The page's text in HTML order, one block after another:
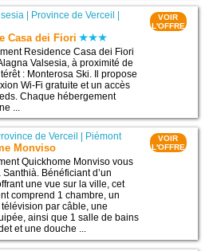
| Province de Verceil |
Casa dei Fiori
Residence Casa dei Fiori
Valsesia, à proximité de
: Monterosa Ski. Il propose
Wi-Fi gratuite et un accès
Chaque hébergement
...
VOIR
L'OFFRE
de Verceil Piémont
Monviso
Quickhome Monviso vous
Bénéficiant d’un
une vue sur la ville, cet
comprend 1 chambre, un
par câble, une
ainsi que 1 salle de bains
et une douche ...
VOIR
L'OFFRE